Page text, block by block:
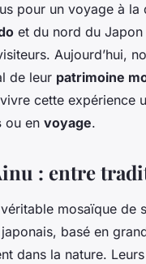
pour un voyage à
et du nord du
Aujourd’hui,
de leur patrimoine
cette expérience
ou en voyage.
: entre
mosaïque de
basé en
dans la nature.